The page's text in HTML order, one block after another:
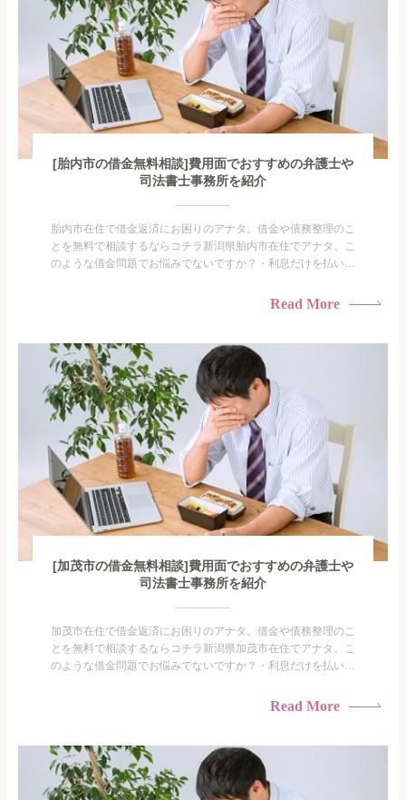
[胎内市の借金無料相談]費用面でおすすめの弁護士や
司法書士事務所を紹介
胎内市在住で借金返済にお困りのアナタ。借金や債務整理のこ
とを無料で相談するならコチラ新潟県胎内市在住でアナタ。こ
のような借金問題でお悩みでないですか？・利息だけを払い続
られたくない・借金の催促、取り立てで憂鬱になる。・闇金に
がありま...
Read More
[加茂市の借金無料相談]費用面でおすすめの弁護士や
司法書士事務所を紹介
加茂市在住で借金返済にお困りのアナタ。借金や債務整理のこ
とを無料で相談するならコチラ新潟県加茂市在住でアナタ。こ
のような借金問題でお悩みでないですか？・利息だけを払い続
られたくない・借金の催促、取り立てで憂鬱になる。・闇金に
がありま...
Read More